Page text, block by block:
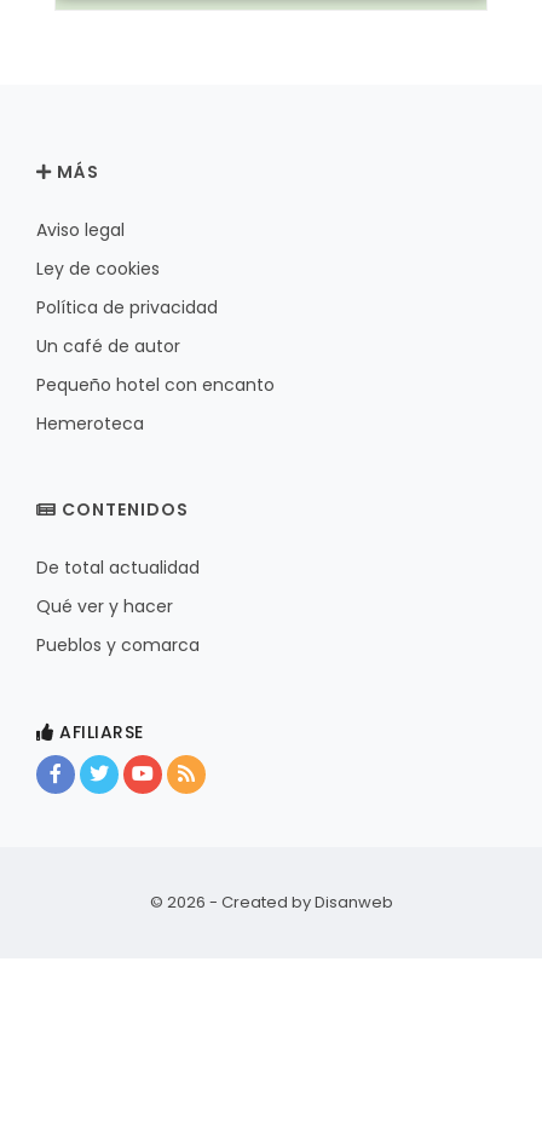
MÁS
Aviso legal
Ley de cookies
Política de privacidad
Un café de autor
Pequeño hotel con encanto
Hemeroteca
CONTENIDOS
De total actualidad
Qué ver y hacer
Pueblos y comarca
AFILIARSE
© 2026 - Created byDisanweb